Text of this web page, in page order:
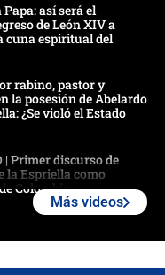
Papa: así será el
de León XIV a
cuna espiritual del
rabino, pastor y
la posesión de Abelardo
¿Se violó el Estado
| Primer discurso de
la Espriella como
Colombia
Más videos